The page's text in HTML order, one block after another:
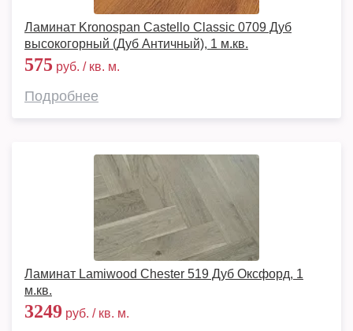
Ламинат Kronospan Castello Classic 0709 Дуб
высокогорный (Дуб Античный), 1 м.кв.
575 руб. / кв. м.
Подробнее
Ламинат Lamiwood Chester 519 Дуб Оксфорд, 1
м.кв.
3249 руб. / кв. м.